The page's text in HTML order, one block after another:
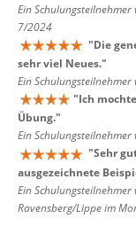
Ein
7/2024
"Die
sehr viel Neues."
Ein
"Ich
Übung."
Ein Schulungsteilnehmer
"Sehr
ausgezeichnete
Ein
Ravensberg/Lippe im